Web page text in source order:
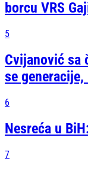
borcu VRS
5
Cvijanović sa
se
6
Nesreća u
7